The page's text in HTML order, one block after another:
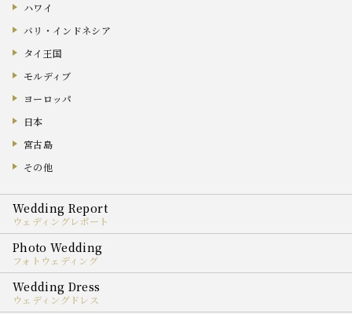
ハワイ
バリ・インドネシア
タイ王国
モルディブ
ヨーロッパ
日本
宮古島
その他
ウェディングレポート
フォトウェディング
ウェディングドレス